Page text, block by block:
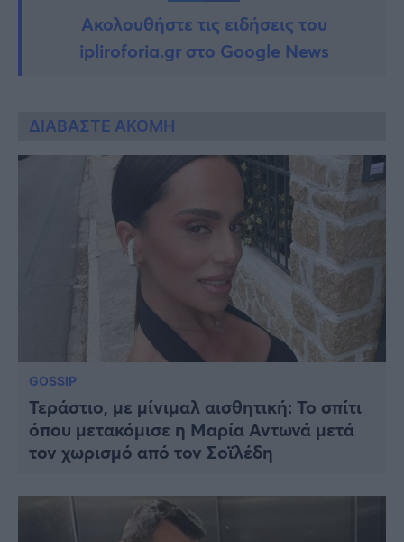
Ακολουθήστε τις ειδήσεις του
ipliroforia.gr στο Google News
ΔΙΑΒΑΣΤΕ ΑΚΟΜΗ
GOSSIP
Τεράστιο, με μίνιμαλ αισθητική: To σπίτι
όπου μετακόμισε η Μαρία Αντωνά μετά
τον χωρισμό από τον Σοϊλέδη